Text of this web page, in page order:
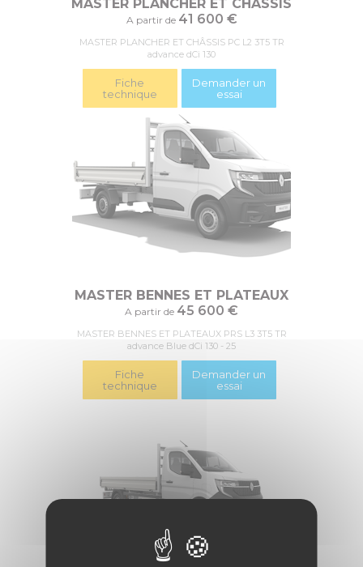
MASTER PLANCHER ET CHÂSSIS
A partir de 41 600 €
MASTER PLANCHER ET CHÂSSIS PC L2 3T5 TR
advance dCi 130
Fiche
technique
Demander un
essai
MASTER BENNES ET PLATEAUX
A partir de 45 600 €
MASTER BENNES ET PLATEAUX PRS L3 3T5 TR
advance Blue dCi 130 - 25
Fiche
technique
Demander un
essai